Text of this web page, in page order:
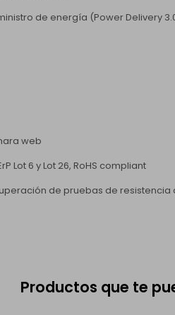
de energía (Power Delivery
web
Lot 6 y Lot 26, RoHS compliant
de pruebas de resistencia
Productos que te